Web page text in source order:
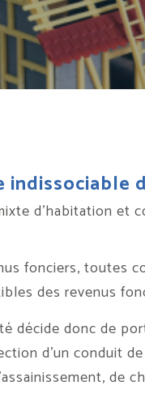
d’habitation et
fonciers, toutes
des revenus
décide donc de
d’un conduit
de